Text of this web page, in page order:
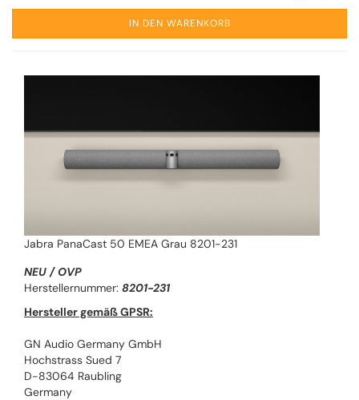
IN DEN WARENKORB
Jabra PanaCast 50 EMEA Grau 8201-231
NEU / OVP
Herstellernummer: 8201-231
Hersteller gemäß GPSR:
GN Audio Germany GmbH
Hochstrass Sued 7
D-83064 Raubling
Germany